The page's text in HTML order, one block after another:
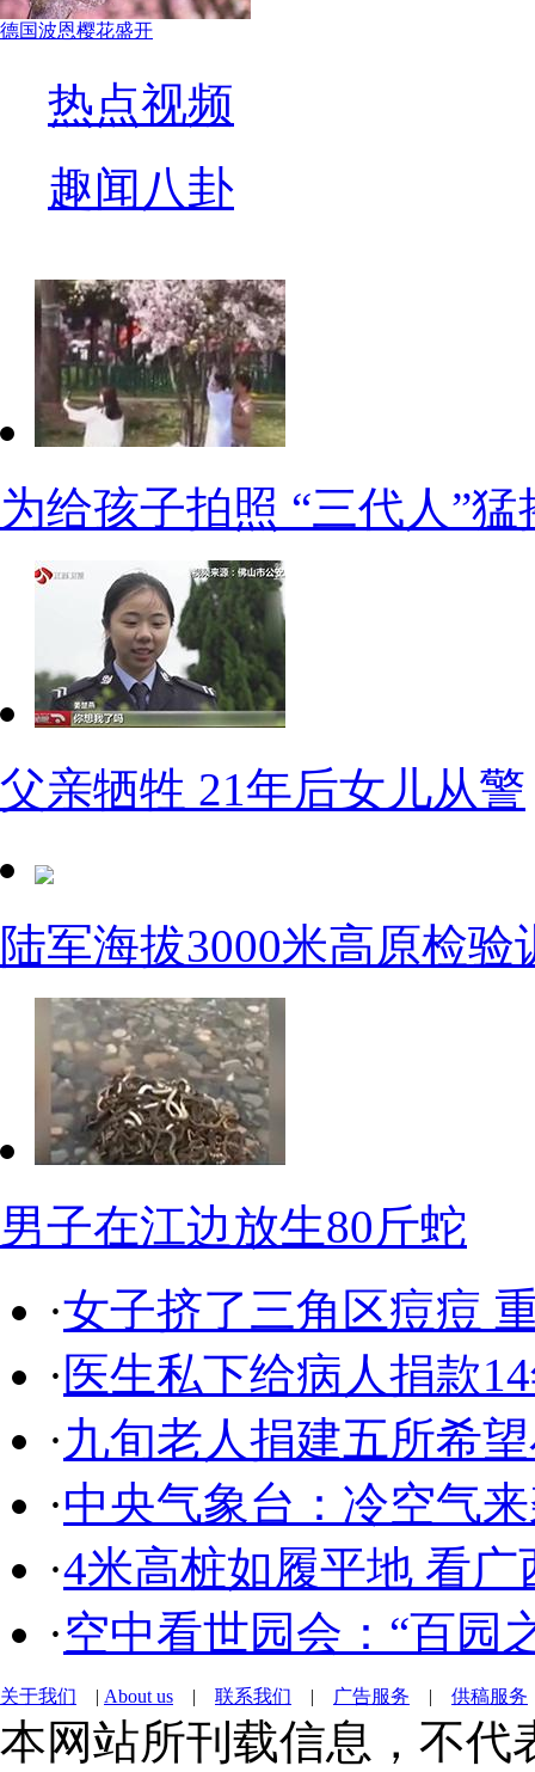
德国波恩樱花盛开
热点视频
趣闻八卦
为给孩子拍照 “三代人”
父亲牺牲 21年后女儿从警
陆军海拔3000米高原检验
男子在江边放生80斤蛇
·女子挤了三角区痘痘
· 医生私下给病人捐款
·九旬老人捐建五所希
·中央气象台：冷空气
·4米高桩如履平地 看
·空中看世园会：“百园
关于我们 | About us | 联系我们 | 广告服务 | 供稿服务
本网站所刊载信息，不代